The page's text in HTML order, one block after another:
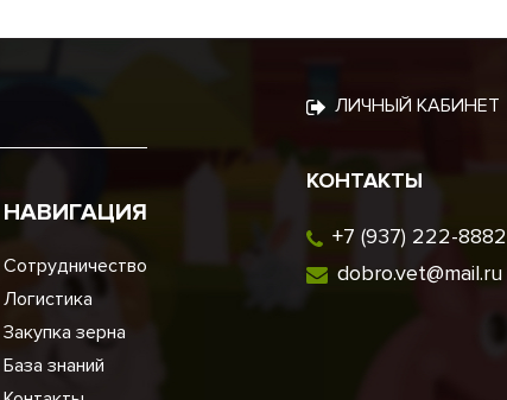
НАВИГАЦИЯ
Сотрудничество
Логистика
Закупка зерна
База знаний
ЛИЧНЫЙ КАБИНЕТ
КОНТАКТЫ
+7 (937) 222-8882
dobro.vet@mail.ru